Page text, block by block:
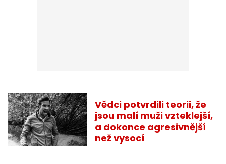
Vědci potvrdili teorii, že
jsou malí muži vzteklejší,
a dokonce agresivnější
než vysocí